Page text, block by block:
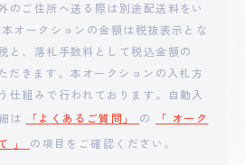
40,800
2025 - 05 - 18 18:35
39,700
2025 - 05 - 18 07:35
のご住所へ送る際は別途配送料をい
オークションの金額は税抜表示とな
と、落札手数料として税込金額の
だきます。本オークションの入札方
仕組みで行われております。自動入
は
「よくあるご質問」 の
「 オーク
」 の項目をご確認ください。